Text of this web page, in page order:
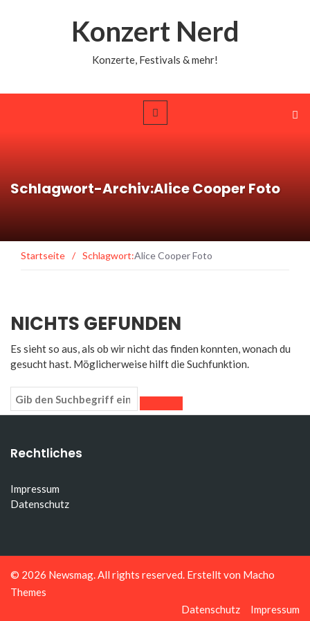
Konzert Nerd
Konzerte, Festivals & mehr!
Schlagwort-Archiv:Alice Cooper Foto
Startseite / Schlagwort:Alice Cooper Foto
NICHTS GEFUNDEN
Es sieht so aus, als ob wir nicht das finden konnten, wonach du
gesucht hast. Möglicherweise hilft die Suchfunktion.
Rechtliches
Impressum
Datenschutz
© 2026 Newsmag . All rights reserved. Erstellt von Macho
Themes
Datenschutz
Impressum